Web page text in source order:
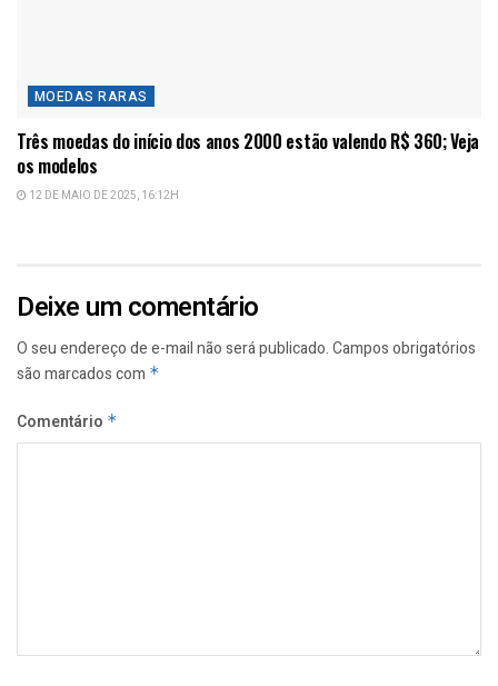
MOEDAS RARAS
Três moedas do início dos anos 2000 estão valendo R$ 360; Veja
os modelos
12 DE MAIO DE 2025, 16:12H
Deixe um comentário
O seu endereço de e-mail não será publicado.Campos obrigatórios
são marcados com *
Comentário *